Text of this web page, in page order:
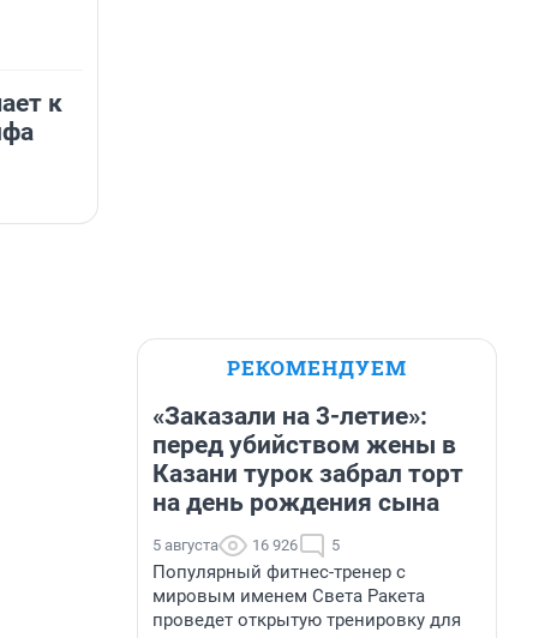
к
РЕКОМЕНДУЕМ
«Заказали на 3-летие»:
перед убийством жены в
Казани турок забрал торт
на день рождения сына
5 августа 16 926 5
Популярный фитнес-тренер с
мировым именем Света Ракета
проведет открытую тренировку для